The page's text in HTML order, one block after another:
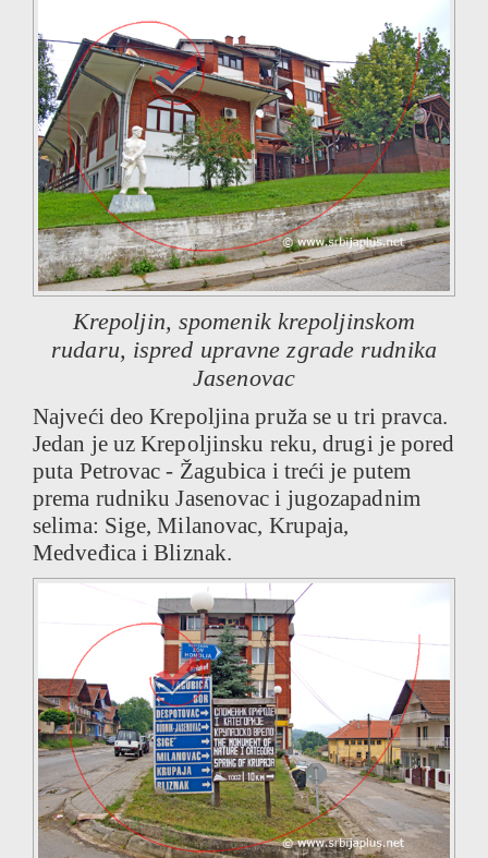
Krepoljin, spomenik krepoljinskom
rudaru, ispred upravne zgrade rudnika
Jasenovac
Najveći deo Krepoljina pruža se u tri pravca.
Jedan je uz Krepoljinsku reku, drugi je pored
puta Petrovac - Žagubica i treći je putem
prema rudniku Jasenovac i jugozapadnim
selima: Sige, Milanovac, Krupaja,
Medveđica i Bliznak.